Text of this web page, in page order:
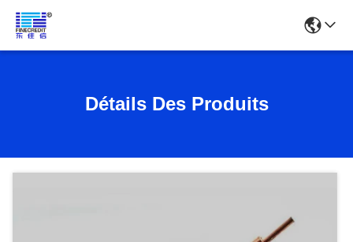
Détails Des Produits